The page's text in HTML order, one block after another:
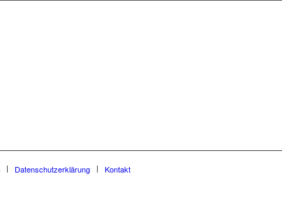
Datenschutzerklärung Kontakt